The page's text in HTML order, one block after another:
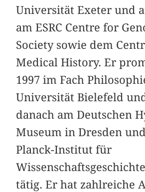
Universität Exeter und
am ESRC Centre for
Society sowie dem
Medical History. Er
1997 im Fach
Universität Bielefeld
danach am Deutschen
Museum in Dresden
Planck-Institut für
tätig. Er hat zahlreiche